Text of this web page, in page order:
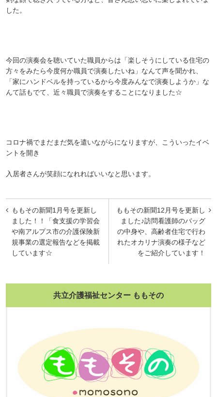
した。
今回の演奏会を聴いていた職員からは「楽しそうにしている住宅の
方々をみたら今度何か職員で演奏したいね」なんて声を聞かれ、
「家にハンドベルを持っているから今度みんなで演奏しようか」な
んて話もでて、近々職員で演奏をすることになりました☆
コロナ禍でまだまだ気を遣いながらになりますが、こういったイベ
ントを開き
入居者さんが笑顔になれればいいなと思います。
投
稿
ナ
ビ
ー
ももその新聞12月号を更新し
ました♪訪問看護師のバッグ
の中身や、高齢者住宅で行わ
れたオカリナ演奏の様子など
をご紹介しています！
ももその新聞1月号を更新し
ました！！「食支援の学習会
や南アルプス市の介護保険新
規事業の選定報告などを掲載
しています☆
共立介護福祉センター ももその